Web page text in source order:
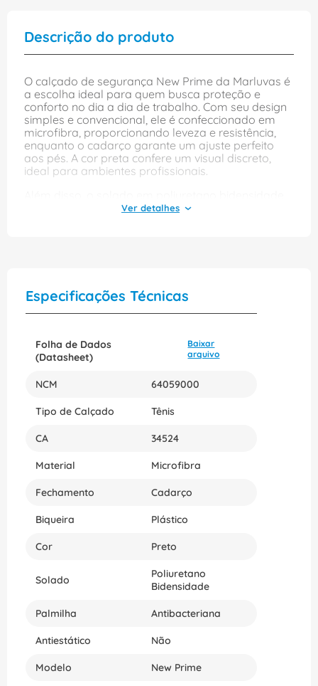
Descrição do produto
O calçado de segurança New Prime da Marluvas é
a escolha ideal para quem busca proteção e
conforto no dia a dia de trabalho. Com seu design
simples e convencional, ele é confeccionado em
microfibra, proporcionando leveza e resistência,
enquanto o cadarço garante um ajuste perfeito
aos pés. A cor preta confere um visual discreto,
ideal para ambientes profissionais.
oferece excelente absorção de impactos e
Especificações Técnicas
Folha de Dados
(Datasheet)
Baixar
arquivo
NCM 64059000
Tipo de Calçado Tênis
CA 34524
Material Microfibra
Fechamento Cadarço
Biqueira Plástico
Cor Preto
Solado
Poliuretano
Bidensidade
Palmilha Antibacteriana
Antiestático Não
Modelo New Prime